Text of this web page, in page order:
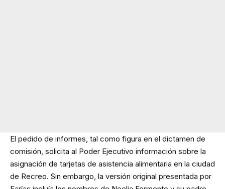
El pedido de informes, tal como figura en el dictamen de
comisión, solicita al Poder Ejecutivo información sobre la
asignación de tarjetas de asistencia alimentaria en la ciudad
de Recreo. Sin embargo, la versión original presentada por